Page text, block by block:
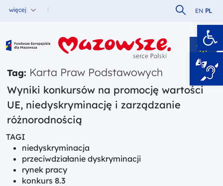
więcej Szukaj w
EN PL
Fundusze Europejskie dla Mazowsza
Tag: Karta Praw Podstawowych
Wyniki konkursów na promocję wartości
UE, niedyskryminację i zarządzanie
różnorodnością
TAGI
niedyskryminacja
przeciwdziałanie dyskryminacji
rynek pracy
konkurs 8.3